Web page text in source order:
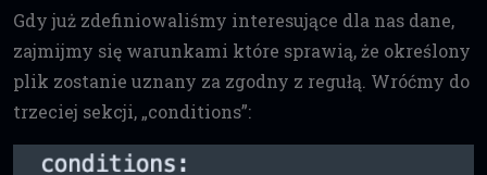
Gdy już zdefiniowaliśmy interesujące dla nas dane,
zajmijmy się warunkami które sprawią, że określony
plik zostanie uznany za zgodny z regułą. Wróćmy do
trzeciej sekcji, „conditions”: